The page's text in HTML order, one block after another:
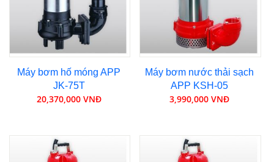
Máy bơm hố móng APP
JK-75T
20,370,000 VNĐ
Máy bơm nước thải sạch
APP KSH-05
3,990,000 VNĐ